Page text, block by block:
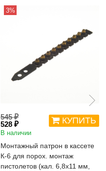
3%
545 ₽
528 ₽
КУПИТЬ
В наличии
Монтажный патрон в кассете
К-6 для порох. монтаж
пистолетов (кал. 6,8х11 мм,